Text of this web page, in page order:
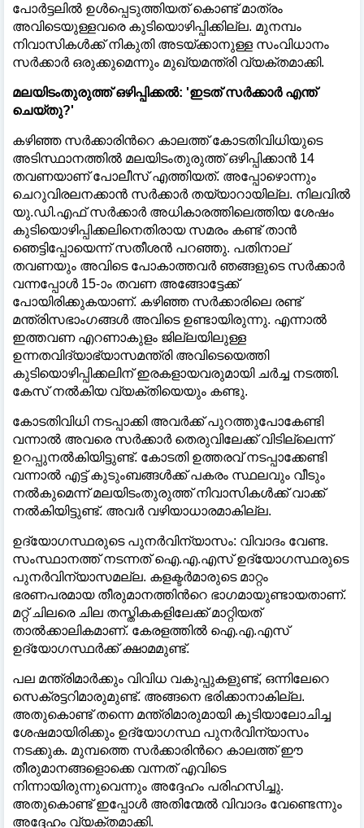
പോർട്ടലിൽ ഉൾപ്പെടുത്തിയത് കൊണ്ട് മാത്രം
അവിടെയുള്ളവരെ കുടിയൊഴിപ്പിക്കില്ല. മുനമ്പം
നിവാസികൾക്ക് നികുതി അടയ്ക്കാനുള്ള സംവിധാനം
സർക്കാർ ഒരുക്കുമെന്നും മുഖ്യമന്ത്രി വ്യക്തമാക്കി.
​മലയിടംതുരുത്ത് ഒഴിപ്പിക്കൽ: 'ഇടത് സർക്കാർ എന്ത്
ചെയ്തു?'
​കഴിഞ്ഞ സർക്കാരിന്‍റെ കാലത്ത് കോടതിവിധിയുടെ
അടിസ്ഥാനത്തിൽ മലയിടംതുരുത്ത് ഒഴിപ്പിക്കാൻ 14
തവണയാണ് പോലീസ് എത്തിയത്. അപ്പോഴൊന്നും
ചെറുവിരലനക്കാൻ സർക്കാർ തയ്യാറായില്ല. നിലവിൽ
യു.ഡി.എഫ് സർക്കാർ അധികാരത്തിലെത്തിയ ശേഷം
കുടിയൊഴിപ്പിക്കലിനെതിരായ സമരം കണ്ട് താൻ
ഞെട്ടിപ്പോയെന്ന് സതീശൻ പറഞ്ഞു. പതിനാല്
തവണയും അവിടെ പോകാത്തവർ ഞങ്ങളുടെ സർക്കാർ
വന്നപ്പോൾ 15-ാം തവണ അങ്ങോട്ടേക്ക്
പോയിരിക്കുകയാണ്. കഴിഞ്ഞ സർക്കാരിലെ രണ്ട്
മന്ത്രിസഭാംഗങ്ങൾ അവിടെ ഉണ്ടായിരുന്നു. എന്നാൽ
ഇത്തവണ എറണാകുളം ജില്ലയിലുള്ള
ഉന്നതവിദ്യാഭ്യാസമന്ത്രി അവിടെയെത്തി
കുടിയൊഴിപ്പിക്കലിന് ഇരകളായവരുമായി ചർച്ച നടത്തി.
കേസ് നൽകിയ വ്യക്തിയെയും കണ്ടു.
​കോടതിവിധി നടപ്പാക്കി അവർക്ക് പുറത്തുപോകേണ്ടി
വന്നാൽ അവരെ സർക്കാർ തെരുവിലേക്ക് വിടില്ലെന്ന്
ഉറപ്പുനൽകിയിട്ടുണ്ട്. കോടതി ഉത്തരവ് നടപ്പാക്കേണ്ടി
വന്നാൽ എട്ട് കുടുംബങ്ങൾക്ക് പകരം സ്ഥലവും വീടും
നൽകുമെന്ന് മലയിടംതുരുത്ത് നിവാസികൾക്ക് വാക്ക്
നൽകിയിട്ടുണ്ട്. അവർ വഴിയാധാരമാകില്ല.
​ഉദ്യോഗസ്ഥരുടെ പുനർവിന്യാസം: വിവാദം വേണ്ട. ​
സംസ്ഥാനത്ത് നടന്നത് ഐ.എ.എസ് ഉദ്യോഗസ്ഥരുടെ
പുനർവിന്യാസമല്ല. കളക്ടർമാരുടെ മാറ്റം
ഭരണപരമായ തീരുമാനത്തിന്‍റെ ഭാഗമായുണ്ടായതാണ്.
മറ്റ് ചിലരെ ചില തസ്തികകളിലേക്ക് മാറ്റിയത്
താൽക്കാലികമാണ്. കേരളത്തിൽ ഐ.എ.എസ്
ഉദ്യോഗസ്ഥർക്ക് ക്ഷാമമുണ്ട്.
പല മന്ത്രിമാർക്കും വിവിധ വകുപ്പുകളുണ്ട്, ഒന്നിലേറെ
സെക്രട്ടറിമാരുമുണ്ട്. അങ്ങനെ ഭരിക്കാനാകില്ല.
അതുകൊണ്ട് തന്നെ മന്ത്രിമാരുമായി കൂടിയാലോചിച്ച
ശേഷമായിരിക്കും ഉദ്യോഗസ്ഥ പുനർവിന്യാസം
നടക്കുക. മുമ്പത്തെ സർക്കാരിന്‍റെ കാലത്ത് ഈ
തീരുമാനങ്ങളൊക്കെ വന്നത് എവിടെ
നിന്നായിരുന്നുവെന്നും അദ്ദേഹം പരിഹസിച്ചു.
അതുകൊണ്ട് ഇപ്പോൾ അതിന്മേൽ വിവാദം വേണ്ടെന്നും
അദ്ദേഹം വ്യക്തമാക്കി.